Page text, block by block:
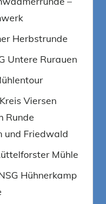
Herbstrunde
Untere Rurauen
Viersen
Runde
und Friedwald
Mühle
Hühnerkamp